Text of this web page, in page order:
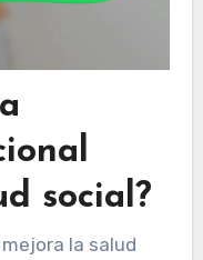
social?
la salud